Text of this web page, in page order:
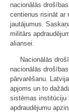
nacionālās
centienus risināt ar
jautājumus.
militārs
aliansei.
Nacionālās
nacionālās
pārvarēšanu.
apjoms un to
sistēmas institūciju
apdraudējumu